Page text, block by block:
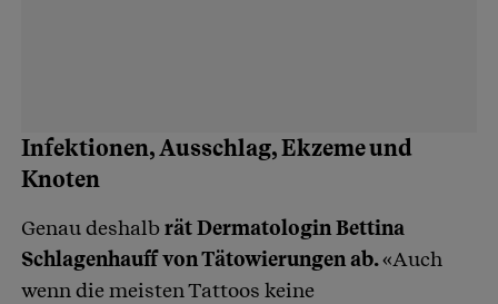
Infektionen, Ausschlag, Ekzeme und
Knoten
Genau deshalbrät Dermatologin Bettina
Schlagenhauff von Tätowierungen ab.«Auch
wenn die meisten Tattoos keine